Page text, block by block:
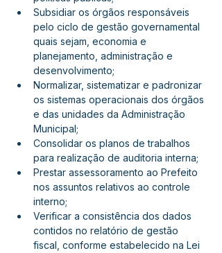
Subsidiar os órgãos responsáveis
pelo ciclo de gestão governamental
quais sejam, economia e
planejamento, administração e
desenvolvimento;
Normalizar, sistematizar e padronizar
os sistemas operacionais dos órgãos
e das unidades da Administração
Municipal;
Consolidar os planos de trabalhos
para realização de auditoria interna;
Prestar assessoramento ao Prefeito
nos assuntos relativos ao controle
interno;
Verificar a consistência dos dados
contidos no relatório de gestão
fiscal, conforme estabelecido na Lei